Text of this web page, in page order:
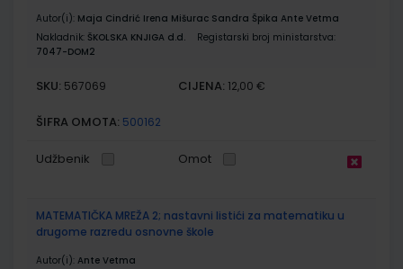
Autor(i): Maja Cindrić Irena Mišurac Sandra Špika Ante Vetma
Nakladnik: ŠKOLSKA KNJIGA d.d.
Registarski broj ministarstva:
7047-DOM2
SKU: 567069 CIJENA: 12,00 €
ŠIFRA OMOTA: 500162
Udžbenik Omot
MATEMATIČKA MREŽA 2; nastavni listići za matematiku u
drugome razredu osnovne škole
Autor(i): Ante Vetma